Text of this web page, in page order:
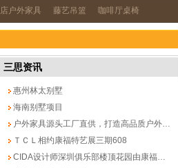
户外家具 藤艺吊篮 咖啡厅桌椅
三思资讯
惠州林太别墅
海南别墅项目
户外家具源头工厂直供，打造高品质户外生活
ＴＣＬ相约康福特艺展三期608
CIDA设计师深圳俱乐部楼顶花园由康福特亲力打造